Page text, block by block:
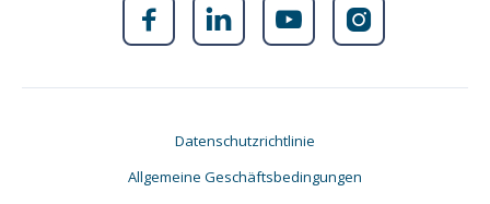
   
Datenschutzrichtlinie
Allgemeine Geschäftsbedingungen